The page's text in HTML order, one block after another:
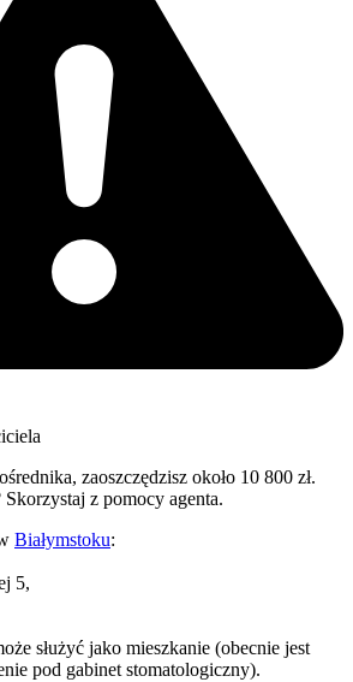
zaoszczędzisz około 10 800 zł.
z pomocy agenta.
Białymstoku:
5,
służyć jako mieszkanie (obecnie jest
pod gabinet stomatologiczny).